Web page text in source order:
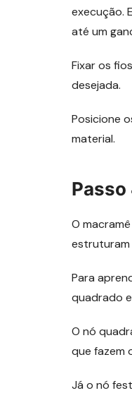
execução.
até um
Fixar os
desejada.
Posicione
material.
O
estruturam
Para
quadrado
O nó
que fazem
Já o nó